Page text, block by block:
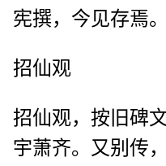
宪撰，今见存焉。
招仙观
招仙观，按旧碑
宇萧齐。又别传